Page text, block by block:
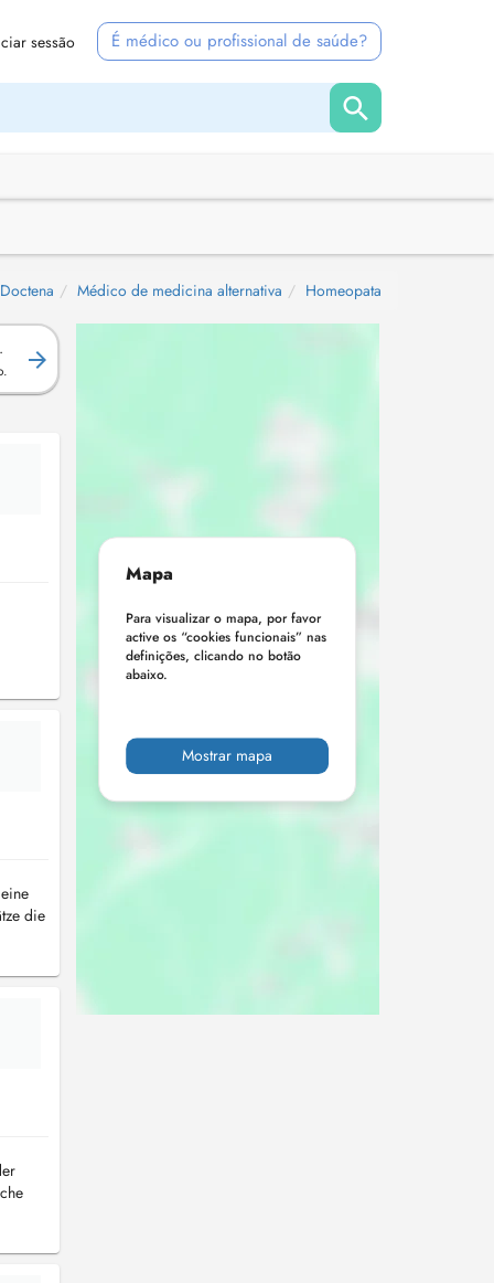
sessão É médico ou profissional de saúde?
Doctena Médico de medicina alternativa Homeopata
die
Mapa
Para visualizar o mapa, por favor
active os “cookies funcionais” nas
definições, clicando no botão
abaixo.
Mostrar mapa